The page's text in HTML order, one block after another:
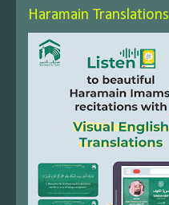
Haramain Translations